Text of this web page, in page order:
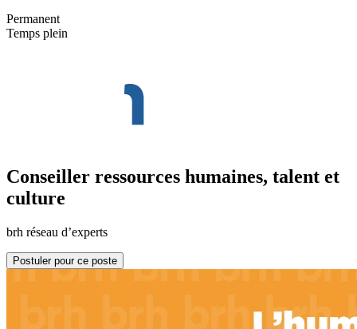
Permanent
Temps plein
Conseiller ressources humaines, talent et
culture
brh réseau d’experts
Postuler pour ce poste